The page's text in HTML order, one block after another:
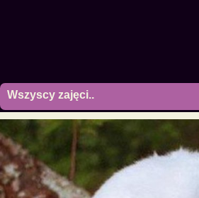
Wszyscy zajęci..